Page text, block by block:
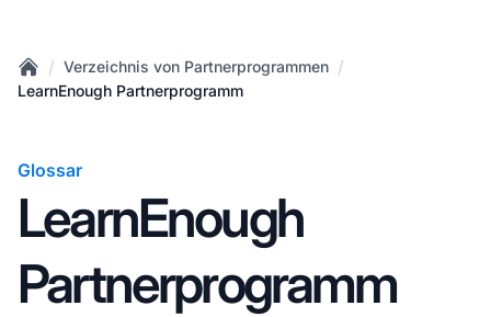
Home
/ Verzeichnis von Partnerprogrammen /
LearnEnough Partnerprogramm
Glossar
LearnEnough
Partnerprogramm